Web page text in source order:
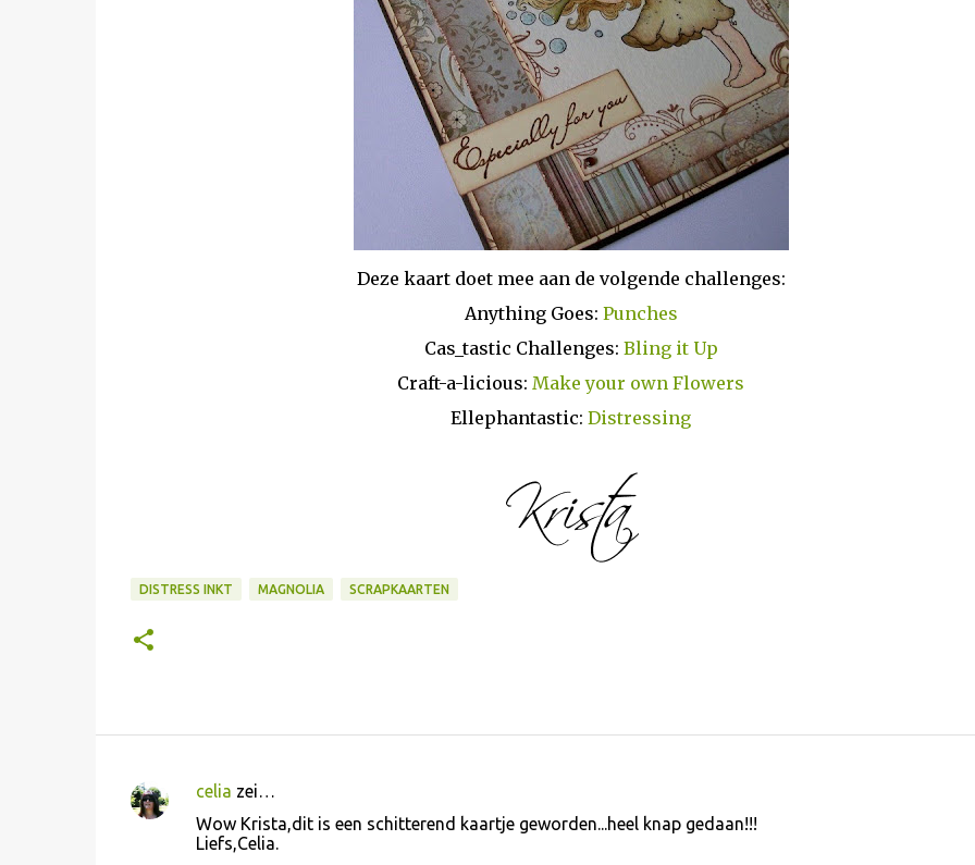
Deze kaart doet mee aan de volgende challenges:
Anything Goes: Punches
Cas_tastic Challenges: Bling it Up
Craft-a-licious: Make your own Flowers
Ellephantastic: Distressing
DISTRESS INKT MAGNOLIA SCRAPKAARTEN
R
celia zei…
Wow Krista,dit is een schitterend kaartje geworden...heel knap gedaan!!!
Liefs,Celia.